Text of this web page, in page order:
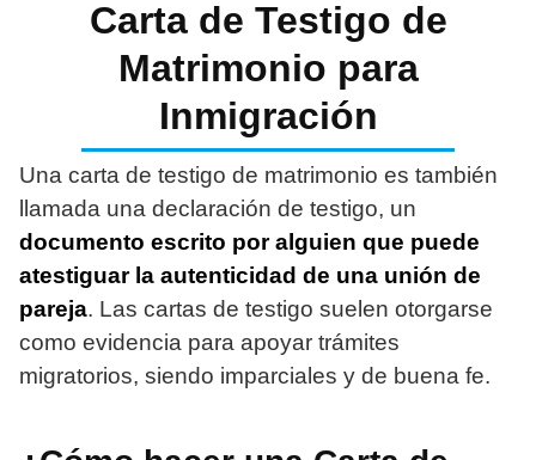
Carta de Testigo de
Matrimonio para
Inmigración
Una carta de testigo de matrimonio es también
llamada una declaración de testigo, un
documento escrito por alguien que puede
atestiguar la autenticidad de una unión de
pareja. Las cartas de testigo suelen otorgarse
como evidencia para apoyar trámites
migratorios, siendo imparciales y de buena fe.